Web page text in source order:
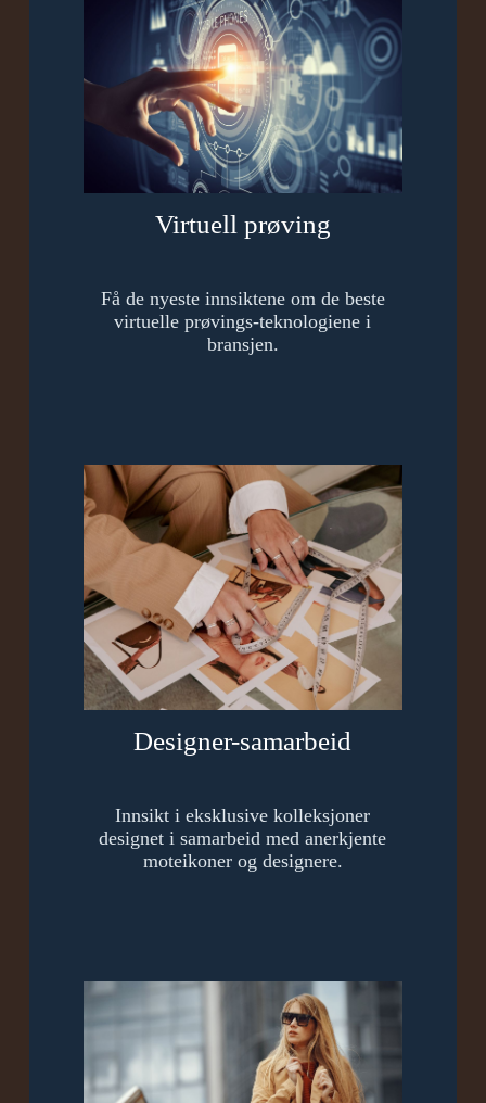
Virtuell prøving
Få de nyeste innsiktene om de beste
virtuelle prøvings-teknologiene i
bransjen.
Designer-samarbeid
Innsikt i eksklusive kolleksjoner
designet i samarbeid med anerkjente
moteikoner og designere.